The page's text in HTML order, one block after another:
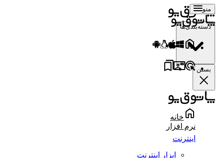
منو
دسته‌بندی‌ها
بستن
خانه
نرم افزار
اینترنت
ابزار اینترنت